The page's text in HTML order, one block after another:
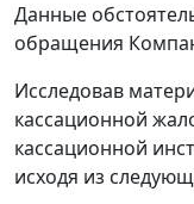
Данные
обращения
Исследовав
кассационной
кассационной
исходя из